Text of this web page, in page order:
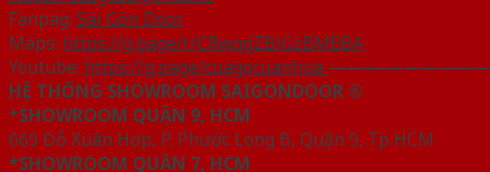
Fanpag: Sài Gòn Door
Maps: https://g.page/r/CRwqgZBiGzBMEBA
Youtube: https://g.page/cuagocuanhua
HỆ THỐNG SHOWROOM SAIGONDOOR ®
*SHOWROOM QUẬN 9, HCM
669 Đỗ Xuân Hợp, P. Phước Long B, Quận 9, Tp HCM
*SHOWROOM QUẬN 7, HCM